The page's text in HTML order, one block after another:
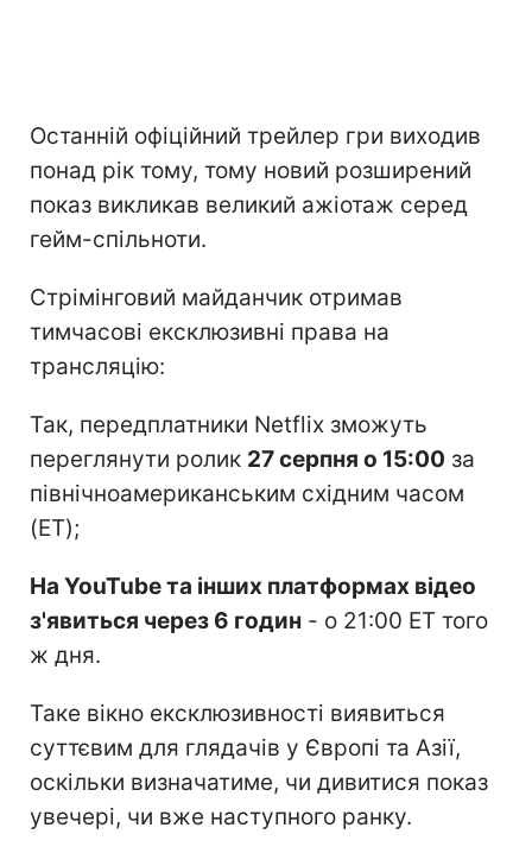
Останній офіційний трейлер гри виходив
понад рік тому, тому новий розширений
показ викликав великий ажіотаж серед
гейм-спільноти.
Стрімінговий майданчик отримав
тимчасові ексклюзивні права на
трансляцію:
Так, передплатники Netflix зможуть
переглянути ролик 27 серпня о 15:00 за
північноамериканським східним часом
(ET);
На YouTube та інших платформах відео
з'явиться через 6 годин - о 21:00 ET того
ж дня.
Таке вікно ексклюзивності виявиться
суттєвим для глядачів у Європі та Азії,
оскільки визначатиме, чи дивитися показ
увечері, чи вже наступного ранку.